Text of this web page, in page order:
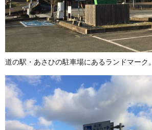
道の駅・あさひの駐車場にあるランドマーク。